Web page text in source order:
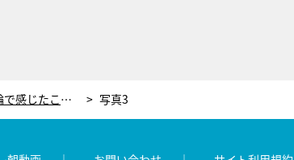
新井恵理那、はじめての東京五輪で感じたこと「強い気持ちが伝わってきて…」 写真3